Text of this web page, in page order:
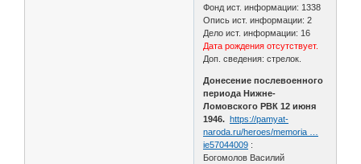
Фонд ист. информации: 1338
Опись ист. информации: 2
Дело ист. информации: 16
Дата рождения отсутствует.
Доп. сведения: стрелок.
Донесение послевоенного
периода Нижне-
Ломовского РВК 12 июня
1946. https://pamyat-
naroda.ru/heroes/memoria …
ie57044009 :
Богомолов Василий